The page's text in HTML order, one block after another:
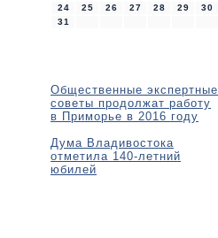
24
25 26 27 28 29
30
31
Общественные экспертные
советы продолжат работу
в Приморье в 2016 году
Дума Владивостока
отметила 140-летний
юбилей